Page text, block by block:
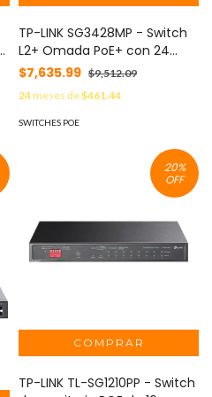
TP-LINK SG3428MP - Switch
L2+ Omada PoE+ con 24
puertos PoE+ 10/100/1000
Mbps, 4 puertos SFP 1G,
consola RJ45 y microUSB,
además gestión
Stand-Alone, con soporte
Multicast IGMP, QoS y
presupuesto PoE 384W.
$7,635.99 $9,512.09
24meses de$461.44
SWITCHES POE
20%
OFF
TP-LINK TL-SG1210PP - Switch